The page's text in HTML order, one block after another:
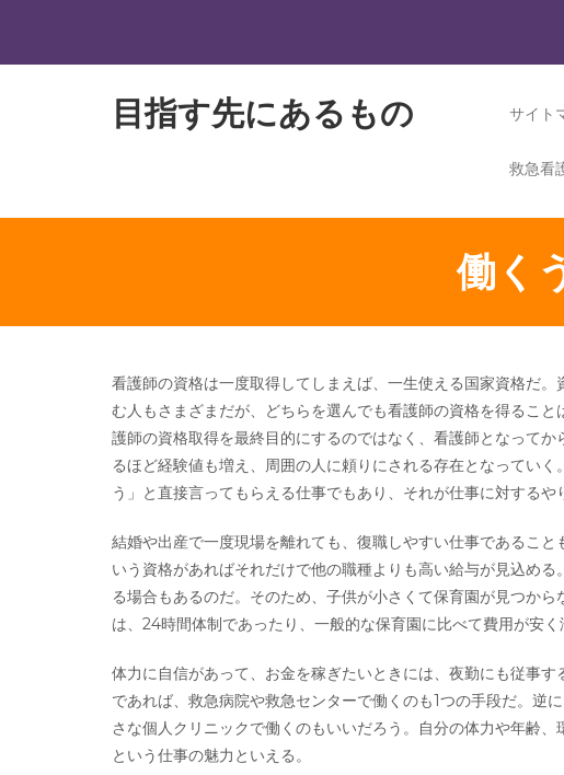
目指す先にあるもの サイト
救急看
働く
看護師の資格は一度取得してしまえば、一生使える国家資格だ
む人もさまざまだが、どちらを選んでも看護師の資格を得るこ
護師の資格取得を最終目的にするのではなく、看護師となって
るほど経験値も増え、周囲の人に頼りにされる存在となってい
う」と直接言ってもらえる仕事でもあり、それが仕事に対するや
結婚や出産で一度現場を離れても、復職しやすい仕事であるこ
いう資格があればそれだけで他の職種よりも高い給与が見込め
る場合もあるのだ。そのため、子供が小さくて保育園が見つか
は、24時間体制であったり、一般的な保育園に比べて費用が安く
体力に自信があって、お金を稼ぎたいときには、夜勤にも従事
であれば、救急病院や救急センターで働くのも1つの手段だ。逆
さな個人クリニックで働くのもいいだろう。自分の体力や年齢
という仕事の魅力といえる。